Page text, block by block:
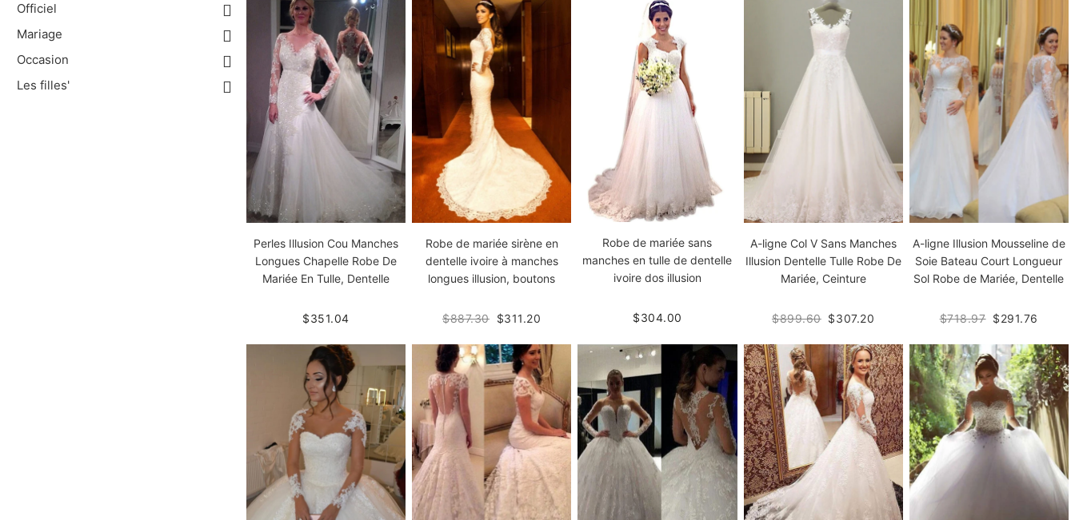
Officiel
Mariage
Occasion
Les filles'
Perles Illusion Cou Manches
Longues Chapelle Robe De
Mariée En Tulle, Dentelle
$351.04
Robe de mariée sirène en
dentelle ivoire à manches
longues illusion, boutons
$887.30 $311.20
Robe de mariée sans
manches en tulle de dentelle
ivoire dos illusion
$304.00
A-ligne Col V Sans Manches
Illusion Dentelle Tulle Robe De
Mariée, Ceinture
$899.60 $307.20
A-ligne Illusion Mousseline de
Soie Bateau Court Longueur
Sol Robe de Mariée, Dentelle
$718.97 $291.76